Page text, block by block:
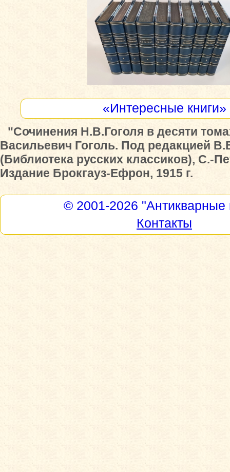
«Интересные книги»
"Сочинения Н.В.Гоголя в десяти
Васильевич Гоголь. Под редакцией
(Библиотека русских классиков), С.-
Издание Брокгауз-Ефрон, 1915 г.
© 2001-2026 "Антикварные
Контакты